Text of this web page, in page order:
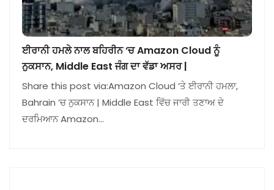
ਈਰਾਨੀ ਹਮਲੇ ਨਾਲ ਬਹਿਰੀਨ ‘ਚ Amazon Cloud ਨੂੰ
ਨੁਕਸਾਨ, Middle East ਜੰਗ ਦਾ ਵੱਡਾ ਅਸਰ |
Share this post via:Amazon Cloud ‘ਤੇ ਈਰਾਨੀ ਹਮਲਾ,
Bahrain ‘ਚ ਨੁਕਸਾਨ | Middle East ਵਿੱਚ ਜਾਰੀ ਤਣਾਅ ਦੇ
ਦਰਮਿਆਨ Amazon…